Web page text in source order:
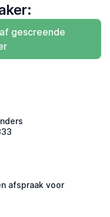
gescreende
afspraak voor